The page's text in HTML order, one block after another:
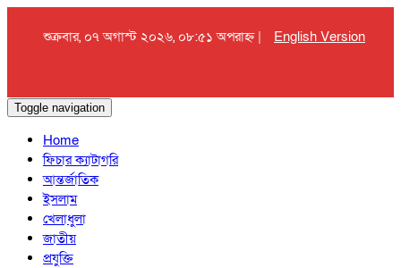
শুক্রবার, ০৭ অগাস্ট ২০২৬, ০৮:৫১ অপরাহ্ন | English Version
Toggle navigation
Home
ফিচার ক্যাটাগরি
আন্তর্জাতিক
ইসলাম
খেলাধুলা
জাতীয়
প্রযুক্তি